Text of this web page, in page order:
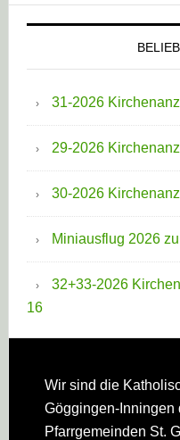
31-2026
29-2026
30-2026
Miniausflug 2026
32+33-2026
16
Footer
Wir sind die
Göggingen-Inningen
Pfarrgemeinden St.